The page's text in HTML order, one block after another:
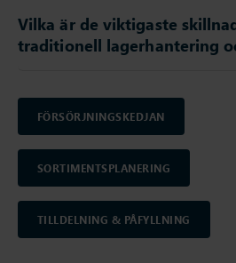
Vilka är de viktigaste
traditionell lagerhantering
FÖRSÖRJNINGSKEDJAN
SORTIMENTSPLANERING
TILLDELNING & PÅFYLLNING